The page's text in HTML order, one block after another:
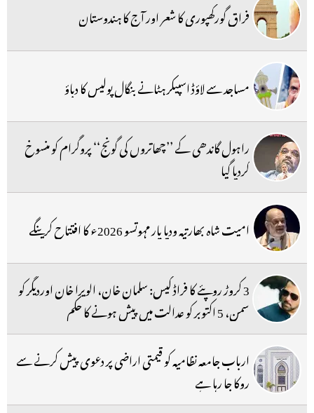
فراق گورکھپوری کا شعر اور آج کا ہندوستان
مساجد سے لاؤڈ اسپیکر ہٹانے بنگال پولیس کا دباؤ
راہول گاندھی کے ’’چھاتروں کی گونج‘‘ پروگرام کو منسوخ
کردیا گیا
امیت شاہ بھارتیہ ودیا پار مہوتسو 2026ء کا افتتاح کرینگے
3 کروڑ روپئے کا فراڈ کیس: سلمان خان، الویرا خان اوردیگر کو
سمن، 5 اکتوبر کو عدالت میں پیش ہونے کا حکم
ارباب جامعہ نظامیہ کو قیمتی اراضی پر دعوی پیش کرنے سے
روکا جا رہا ہے